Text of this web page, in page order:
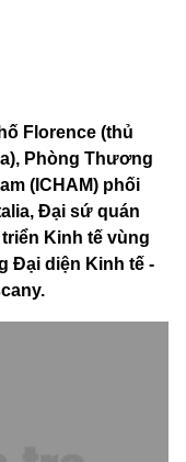
Florence (thủ
Phòng Thương
(ICHAM) phối
Đại sứ quán
triển Kinh tế vùng
Đại diện Kinh tế -